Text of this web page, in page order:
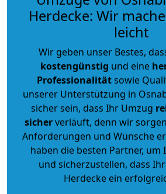
Herdecke: Wir
leicht
Wir geben unser Bestes,
kostengünstig und eine
Professionalitätsowie
unserer Unterstützung in
sicher sein, dass Ihr Umzug
sicherverläuft, denn wir
Anforderungen und Wünsche
haben die besten Partner, um
und sicherzustellen, dass
Herdecke ein